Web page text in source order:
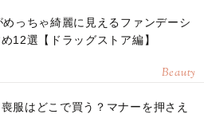
っちゃ綺麗に見えるファンデーシ
12選【ドラッグストア編】
Beauty
服はどこで買う？マナーを押さえ